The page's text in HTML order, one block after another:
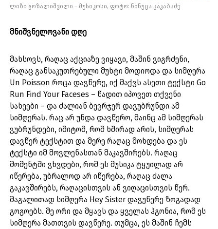
ლიზი გოზალიშვილი – მუსიკოსი, ფოტო: ნინუცა კაკაბაძე
მნიშვნელოვანი დღე
მახსოვს, რაღაც აქციაზე ვიყავი, მაშინ ვიგრძენი,
რაღაც განსაკუთრებული მუხტი მოდიოდა და სიმღერა
Un Poisson როცა დავწერე, იქ მაქვს ასეთი ტექსტი Go
Run Find Your Faceses – წადით იპოვეთ თქვენი
სახეები – და ძალიან ბევრჯერ დავუბრუნდი ამ
სიმღერას. რაც არ უნდა დავწერო, მაინც ამ სიმღერას
ვუბრუნდები, იმიტომ, რომ ხშირად არის, სიმღერას
დავწერ ტექსტით და მერე რაღაც მოხდება და ეს
ტექსტი იმ მოვლენასთან მაკავშირებს. რაღაც
მომენტში ვხვდები, რომ ეს მუსიკა ტყუილად არ
იწერება, უბრალოდ არ იწერება, რაღაც ძალა
გაკავშირებს, რაღაცისთვის ან ვიღაცისთვის წერ.
მაგალითად სიმღერა Hey Sister დავუწერე ზოგადად
გოგოებს. მე ორი და მყავს და ყველას ჰგონია, რომ ეს
სიმღერა მათთვის დავწერე. თუმცა, ეს მაშინ ჩემს